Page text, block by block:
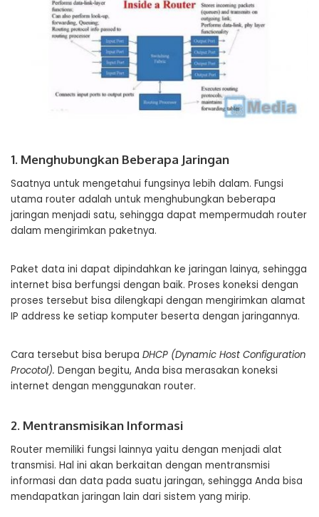
1. Menghubungkan Beberapa Jaringan
Saatnya untuk mengetahui fungsinya lebih dalam. Fungsi
utama router adalah untuk menghubungkan beberapa
jaringan menjadi satu, sehingga dapat mempermudah router
dalam mengirimkan paketnya.
Paket data ini dapat dipindahkan ke jaringan lainya, sehingga
internet bisa berfungsi dengan baik. Proses koneksi dengan
proses tersebut bisa dilengkapi dengan mengirimkan alamat
IP address ke setiap komputer beserta dengan jaringannya.
Cara tersebut bisa berupa DHCP (Dynamic Host Configuration
Procotol). Dengan begitu, Anda bisa merasakan koneksi
internet dengan menggunakan router.
2. Mentransmisikan Informasi
Router memiliki fungsi lainnya yaitu dengan menjadi alat
transmisi. Hal ini akan berkaitan dengan mentransmisi
informasi dan data pada suatu jaringan, sehingga Anda bisa
mendapatkan jaringan lain dari sistem yang mirip.